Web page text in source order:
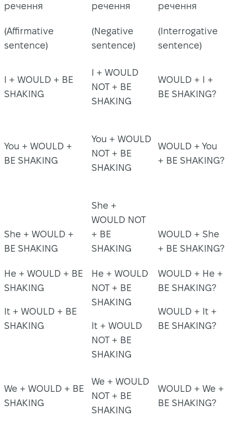
речення
(Affirmative
sentence)
речення
(Negative
sentence)
речення
(Interrogative
sentence)
I + WOULD + BE
SHAKING
I + WOULD
NOT + BE
SHAKING
WOULD + I +
BE SHAKING?
You + WOULD +
BE SHAKING
You + WOULD
NOT + BE
SHAKING
WOULD + You
+ BE SHAKING?
She + WOULD +
BE SHAKING
He + WOULD + BE
SHAKING
It + WOULD + BE
SHAKING
She +
WOULD NOT
+ BE
SHAKING
He + WOULD
NOT + BE
SHAKING
It + WOULD
NOT + BE
SHAKING
WOULD + She
+ BE SHAKING?
WOULD + He +
BE SHAKING?
WOULD + It +
BE SHAKING?
We + WOULD + BE
SHAKING
We + WOULD
NOT + BE
SHAKING
WOULD + We +
BE SHAKING?